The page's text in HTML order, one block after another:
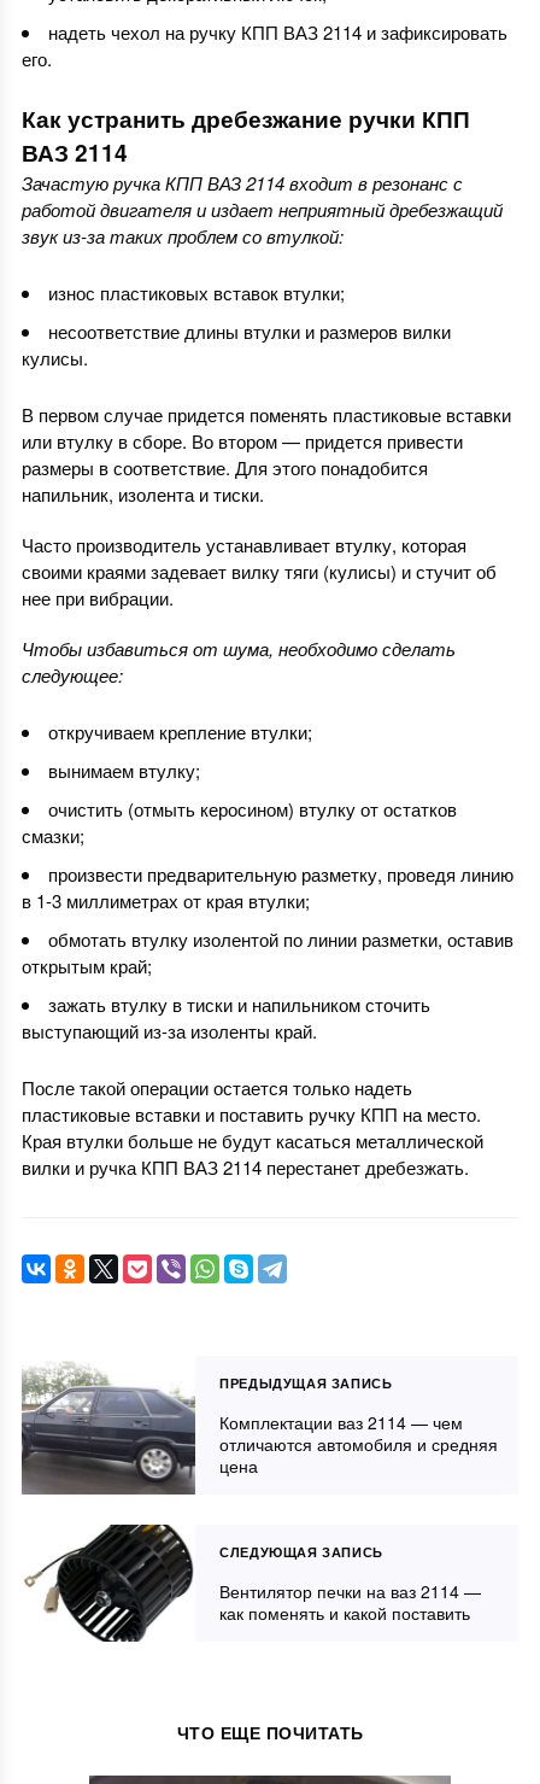
надеть чехол на ручку КПП ВАЗ 2114 и зафиксировать
его.
Как устранить дребезжание ручки КПП
ВАЗ 2114
Зачастую ручка КПП ВАЗ 2114 входит в резонанс с
работой двигателя и издает неприятный дребезжащий
звук из-за таких проблем со втулкой:
износ пластиковых вставок втулки;
несоответствие длины втулки и размеров вилки
кулисы.
В первом случае придется поменять пластиковые вставки
или втулку в сборе. Во втором — придется привести
размеры в соответствие. Для этого понадобится
напильник, изолента и тиски.
Часто производитель устанавливает втулку, которая
своими краями задевает вилку тяги (кулисы) и стучит об
нее при вибрации.
Чтобы избавиться от шума, необходимо сделать
следующее:
откручиваем крепление втулки;
вынимаем втулку;
очистить (отмыть керосином) втулку от остатков
смазки;
произвести предварительную разметку, проведя линию
в 1-3 миллиметрах от края втулки;
обмотать втулку изолентой по линии разметки, оставив
открытым край;
зажать втулку в тиски и напильником сточить
выступающий из-за изоленты край.
После такой операции остается только надеть
пластиковые вставки и поставить ручку КПП на место.
Края втулки больше не будут касаться металлической
вилки и ручка КПП ВАЗ 2114 перестанет дребезжать.
ПРЕДЫДУЩАЯ ЗАПИСЬ
Комплектации ваз 2114 — чем
отличаются автомобиля и средняя
цена
СЛЕДУЮЩАЯ ЗАПИСЬ
Вентилятор печки на ваз 2114 —
как поменять и какой поставить
ЧТО ЕЩЕ ПОЧИТАТЬ